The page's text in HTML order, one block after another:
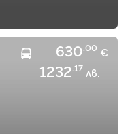
630.00 €
1232.17 лв.